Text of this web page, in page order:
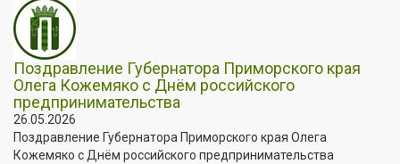
Поздравление Губернатора Приморского края
Олега Кожемяко с Днём российского
предпринимательства
26.05.2026
Поздравление Губернатора Приморского края Олега
Кожемяко с Днём российского предпринимательства